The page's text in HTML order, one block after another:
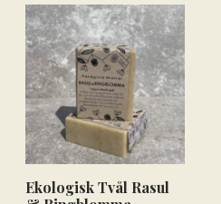
Ekologisk Tvål Rasul